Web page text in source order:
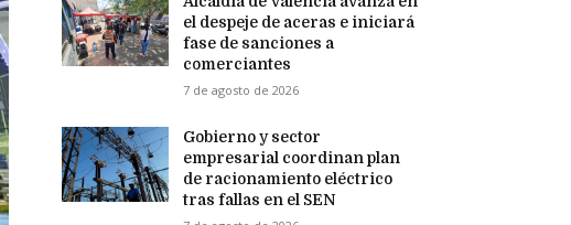
el despeje de aceras e iniciará
fase de sanciones a
comerciantes
7 de agosto de 2026
Gobierno y sector
empresarial coordinan plan
de racionamiento eléctrico
tras fallas en el SEN